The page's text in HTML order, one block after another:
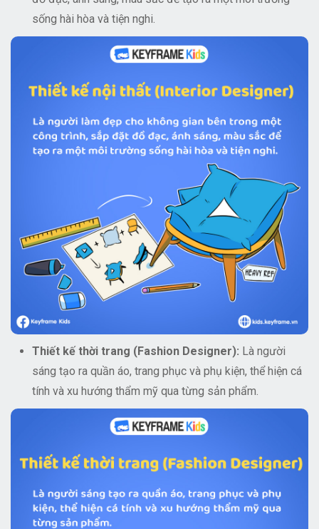
sống hài hòa và tiện nghi.
Thiết kế thời trang (Fashion Designer): Là người
sáng tạo ra quần áo, trang phục và phụ kiện, thể hiện cá
tính và xu hướng thẩm mỹ qua từng sản phẩm.